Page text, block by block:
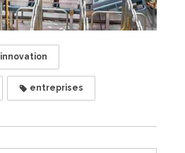
innovation
entreprises